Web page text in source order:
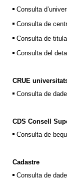
Consulta
Consulta de
Consulta de
Consulta del
CRUE
Consulta de
CDS Consell
Consulta de
Cadastre
Consulta de